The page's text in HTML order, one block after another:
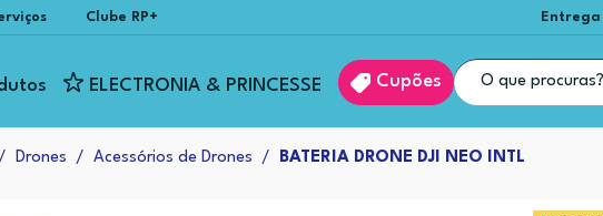
Clube RP+
ELECTRONIA & PRINCESSE Cupões
Drones Acessórios de Drones BATERIA DRONE DJI NEO INTL